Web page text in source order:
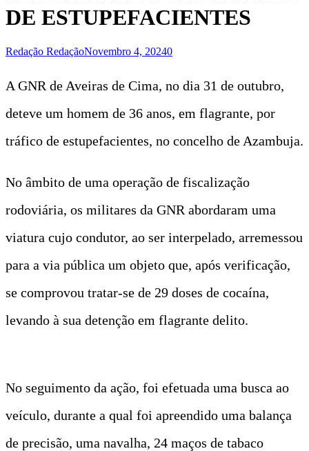
DE ESTUPEFACIENTES
Redação RedaçãoNovembro 4, 20240
A GNR de Aveiras de Cima, no dia 31 de outubro,
deteve um homem de 36 anos, em flagrante, por
tráfico de estupefacientes, no concelho de Azambuja.
No âmbito de uma operação de fiscalização
rodoviária, os militares da GNR abordaram uma
viatura cujo condutor, ao ser interpelado, arremessou
para a via pública um objeto que, após verificação,
se comprovou tratar-se de 29 doses de cocaína,
levando à sua detenção em flagrante delito.
No seguimento da ação, foi efetuada uma busca ao
veículo, durante a qual foi apreendido uma balança
de precisão, uma navalha, 24 maços de tabaco